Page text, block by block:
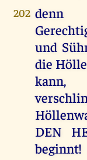
202
und
die
kann,
DEN
beginnt!